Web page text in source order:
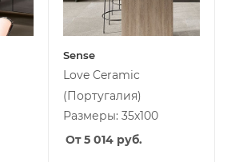
Sense
Love Ceramic
(Португалия)
Размеры: 35x100
От 5 014 руб.